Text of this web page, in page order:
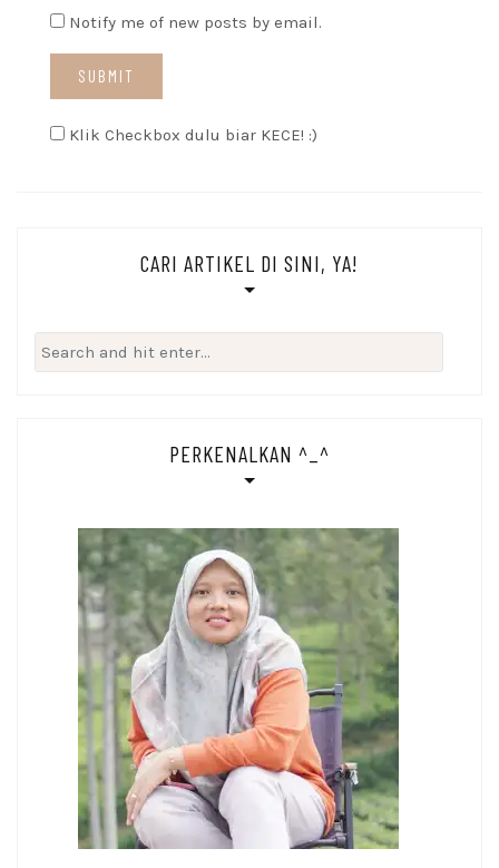
Notify me of new posts by email.
Klik Checkbox dulu biar KECE! :)
CARI ARTIKEL DI SINI, YA!
Search
for:
PERKENALKAN ^_^